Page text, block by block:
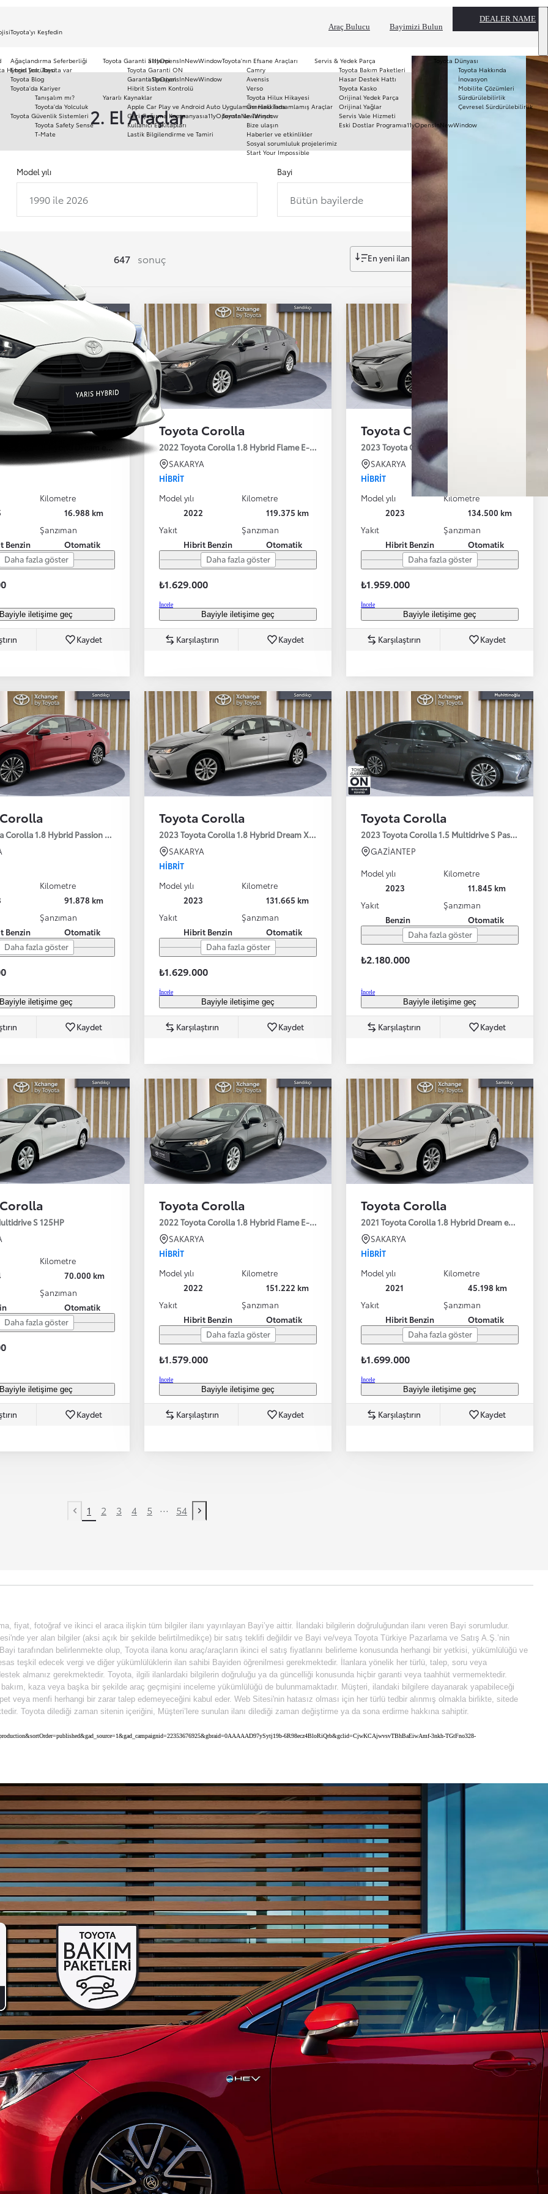
Araç Bulucu Bayimizi Bulun
DEALER NAME
Bayinizle görüntülü görüşün
Toyota kirala: Rent a Toyota
Toyota Garanti Sistemi
Toyota Garanti ON
Garanti Spesiyal
Hibrit Sistem Kontrolü
Yararlı Kaynaklar
Apple Car Play ve Android Auto Uygulaması Hakkında
Geri Çağırma Kampanyasıa11yOpensInNewWindow
Kullanıcı El Kitapları
Lastik Bilgilendirme ve Tamiri
Servis & Yedek Parça
Toyota Bakım Paketleri
Hasar Destek Hattı
Toyota Kasko
Orijinal Yedek Parça
Orijinal Yağlar
Servis Vale Hizmeti
Eski Dostlar Programıa11yOpensInNewWindow
Hybrid Tecrübesi
Toyota'yı Keşfedin
Ağaçlandırma Seferberliği
a11yOpensInNewWindow
Engel yok, Toyota var
Toyota Blog
a11yOpensInNewWindow
Toyota'da Kariyer
Tanışalım mı?
Toyota'da Yolculuk
Toyota Güvenlik Sistemleri
Toyota Safety Sense
T-Mate
Toyota'nın Efsane Araçları
Camry
Avensis
Verso
Toyota Hilux Hikayesi
Ömrünü Tamamlamış Araçlar
Toyota ile Tanışın
Bize ulaşın
Haberler ve etkinlikler
Sosyal sorumluluk projelerimiz
Start Your Impossible
Toyota Dünyası
Toyota Hakkında
İnovasyon
Mobilite Çözümleri
Sürdürülebilirlik
Çevresel Sürdürülebilirlik
2. El Araçlar
Model yılı
1990 ile 2026
Bayi
Bütün bayilerde
647 sonuç En yeni ilan
Corolla 1.8 Hybrid Dream e-CVT 140HP
Kilometre
16.988 km
Benzin
Şanzıman
Otomatik
Daha fazla göster
Bayiyle iletişime geç
Kaydet
Toyota Corolla
2022 Toyota Corolla 1.8 Hybrid Flame E-CVT 122HP
SAKARYA
HIBRIT
Model yılı
2022
Kilometre
119.375 km
Yakıt
Hibrit Benzin
Şanzıman
Otomatik
Daha fazla göster
₺1.629.000
İncele
Bayiyle iletişime geç
Karşılaştırın Kaydet
Toyota Corolla
2023 Toyota Corolla 1.8 Hybrid Passion X-Pack E-
SAKARYA
HIBRIT
Model yılı
2023
Kilometre
134.500 km
Yakıt
Hibrit Benzin
Şanzıman
Otomatik
Daha fazla göster
₺1.959.000
İncele
Bayiyle iletişime geç
Karşılaştırın Kaydet
Corolla 1.8 Hybrid Passion X-Pack E-CVT 140HP
Kilometre
91.878 km
Benzin
Şanzıman
Otomatik
Daha fazla göster
Bayiyle iletişime geç
Kaydet
Toyota Corolla
2023 Toyota Corolla 1.8 Hybrid Dream X-Pack e-CVT 140HP
SAKARYA
HIBRIT
Model yılı
2023
Kilometre
131.665 km
Yakıt
Hibrit Benzin
Şanzıman
Otomatik
Daha fazla göster
₺1.629.000
İncele
Bayiyle iletişime geç
Karşılaştırın Kaydet
Toyota Corolla
2023 Toyota Corolla 1.5 Multidrive S Passion X-
GAZİANTEP
Model yılı
2023
Kilometre
11.845 km
Yakıt
Benzin
Şanzıman
Otomatik
Daha fazla göster
₺2.180.000
İncele
Bayiyle iletişime geç
Karşılaştırın Kaydet
S 125HP
Kilometre
70.000 km
Şanzıman
Otomatik
Daha fazla göster
Bayiyle iletişime geç
Kaydet
Toyota Corolla
2022 Toyota Corolla 1.8 Hybrid Flame E-CVT 122HP
SAKARYA
HIBRIT
Model yılı
2022
Kilometre
151.222 km
Yakıt
Hibrit Benzin
Şanzıman
Otomatik
Daha fazla göster
₺1.579.000
İncele
Bayiyle iletişime geç
Karşılaştırın Kaydet
Toyota Corolla
2021 Toyota Corolla 1.8 Hybrid Dream e-CVT
SAKARYA
HIBRIT
Model yılı
2021
Kilometre
45.198 km
Yakıt
Hibrit Benzin
Şanzıman
Otomatik
Daha fazla göster
₺1.699.000
İncele
Bayiyle iletişime geç
Karşılaştırın Kaydet
Previous page
1 2 3 4 5 ... 54
Next page
fiyat, fotoğraf ve ikinci el araca ilişkin tüm bilgiler ilanı yayınlayan Bayi’ye aittir. İlandaki bilgilerin doğruluğundan ilanı veren Bayi sorumludur.
yer alan bilgiler (aksi açık bir şekilde belirtilmedikçe) bir satış teklifi değildir ve Bayi ve/veya Toyota Türkiye Pazarlama ve Satış A.Ş.’nin
tarafından belirlenmekte olup, Toyota ilana konu araç/araçların ikinci el satış fiyatlarını belirleme konusunda herhangi bir yetkisi, yükümlülüğü ve
teşkil edecek vergi ve diğer yükümlülüklerin ilan sahibi Bayiden öğrenilmesi gerekmektedir. İlanlara yönelik her türlü, talep, soru veya
almanız gerekmektedir. Toyota, ilgili ilanlardaki bilgilerin doğruluğu ya da güncelliği konusunda hiçbir garanti veya taahhüt vermemektedir.
kaza veya başka bir şekilde araç geçmişini inceleme yükümlülüğü de bulunmamaktadır. Müşteri, ilandaki bilgilere dayanarak yapabileceği
veya menfi herhangi bir zarar talep edemeyeceğini kabul eder. Web Sitesi'nin hatasız olması için her türlü tedbir alınmış olmakla birlikte, sitede
Toyota dilediği zaman sitenin içeriğini, Müşteri’lere sunulan ilanı dilediği zaman değiştirme ya da sona erdirme hakkına sahiptir.
6R98ecz4BloRiQrb&gclid=CjwKCAjwvsvTBhBaEiwAmf-3nkh-TGtFno328-